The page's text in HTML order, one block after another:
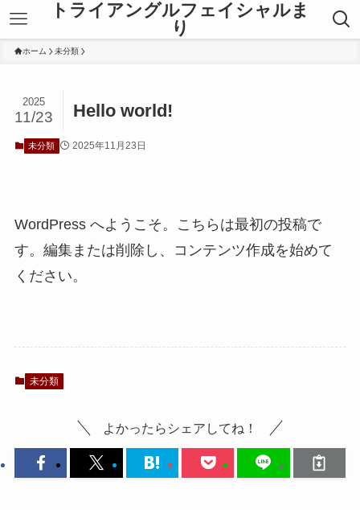
トライアングルフェイシャルま
り
ホーム 未分類
Hello world!
2025
11/23
未分類 2025年11月23日
WordPress へようこそ。こちらは最初の投稿で
す。編集または削除し、コンテンツ作成を始めて
ください。
未分類
よかったらシェアしてね！